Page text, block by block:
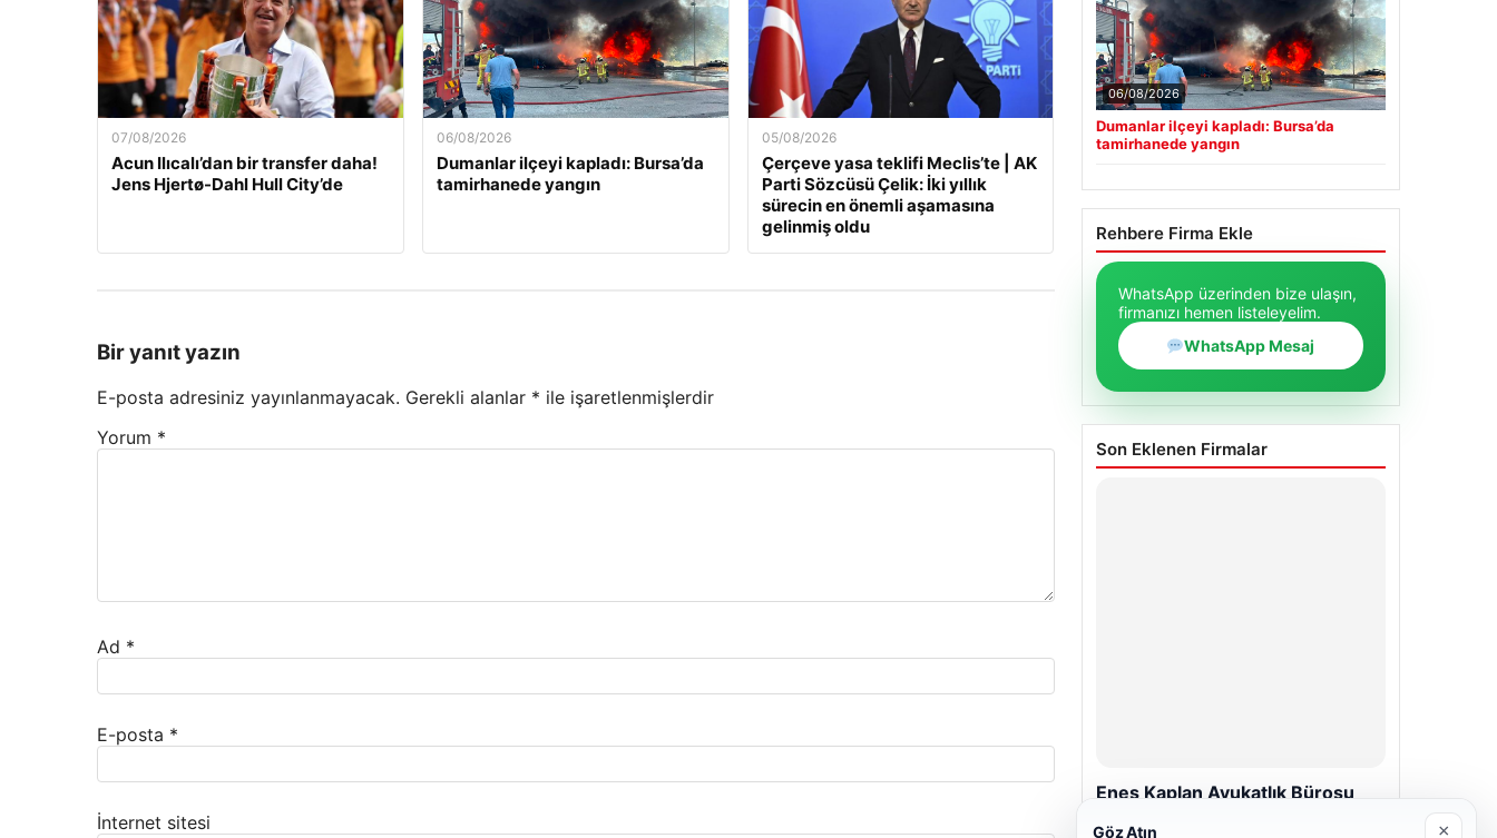
07/08/2026
Acun Ilıcalı’dan bir transfer daha!
Jens Hjertø-Dahl Hull City’de
06/08/2026
Dumanlar ilçeyi kapladı: Bursa’da
tamirhanede yangın
05/08/2026
Çerçeve yasa teklifi Meclis’te | AK
Parti Sözcüsü Çelik: İki yıllık
sürecin en önemli aşamasına
gelinmiş oldu
Bir yanıt yazın
E-posta adresiniz yayınlanmayacak. Gerekli alanlar * ile işaretlenmişlerdir
Yorum *
Ad *
E-posta *
İnternet sitesi
06/08/2026
Dumanlar ilçeyi kapladı: Bursa’da
tamirhanede yangın
Rehbere Firma Ekle
WhatsApp üzerinden bize ulaşın,
firmanızı hemen listeleyelim.
WhatsApp Mesaj
Son Eklenen Firmalar
Enes Kaplan Avukatlık Bürosu
Göz Atın ×